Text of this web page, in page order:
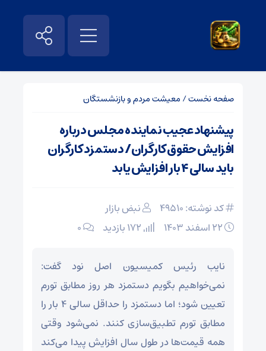
صفحه نخست/ معیشت مردم و بازنشستگان
پیشنهاد عجیب نماینده مجلس درباره
افزایش حقوق کارگران/ دستمزد کارگران
باید سالی ۴ بار افزایش یابد
کد نوشته: 49510
نبض بازار
۰
نایب رئیس کمیسیون اصل نود گفت:
نمی‌خواهیم بگویم دستمزد هر روز مطابق تورم
تعیین شود؛ اما دستمزد را حداقل سالی ۴ بار را
مطابق تورم تطبیق‌سازی کنند. نمی‌شود وقتی
همه قیمت‌ها در طول سال افزایش پیدا می‌کند